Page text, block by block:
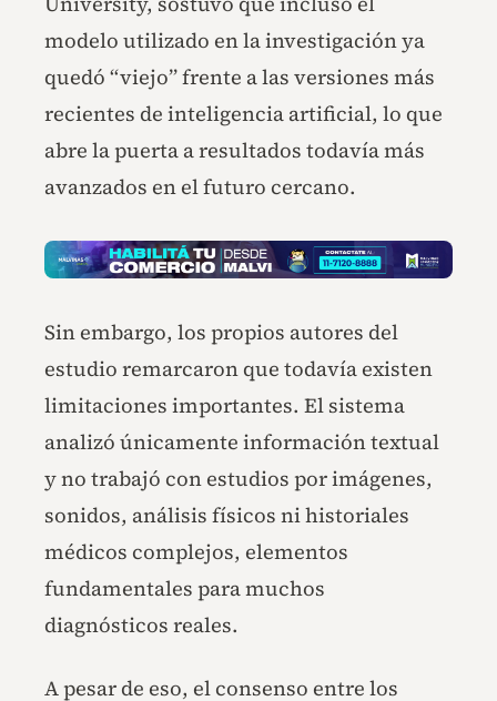
modelo utilizado en la investigación ya
quedó “viejo” frente a las versiones más
recientes de inteligencia artificial, lo que
abre la puerta a resultados todavía más
avanzados en el futuro cercano.
Sin embargo, los propios autores del
estudio remarcaron que todavía existen
limitaciones importantes. El sistema
analizó únicamente información textual
y no trabajó con estudios por imágenes,
sonidos, análisis físicos ni historiales
médicos complejos, elementos
fundamentales para muchos
diagnósticos reales.
A pesar de eso, el consenso entre los